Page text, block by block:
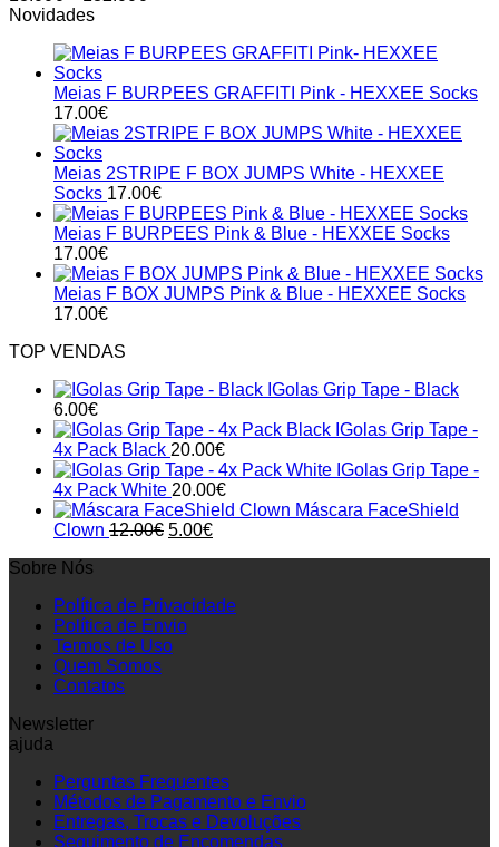
through
Novidades
Meias F BURPEES GRAFFITI Pink - HEXXEE Socks
17.00€
Meias 2STRIPE F BOX JUMPS White - HEXXEE
Socks 17.00€
Meias F BURPEES Pink & Blue - HEXXEE Socks
17.00€
Meias F BOX JUMPS Pink & Blue - HEXXEE Socks
17.00€
TOP VENDAS
IGolas Grip Tape - Black
6.00€
IGolas Grip Tape -
4x Pack Black 20.00€
IGolas Grip Tape -
4x Pack White 20.00€
Máscara FaceShield
Clown 12.00€ Original
5.00€Current
Sobre Nós
Política de Privacidade
Política de Envio
Termos de Uso
Quem Somos
Contatos
Newsletter
ajuda
Perguntas Frequentes
Métodos de Pagamento e Envio
Entregas, Trocas e Devoluções
Seguimento de Encomendas